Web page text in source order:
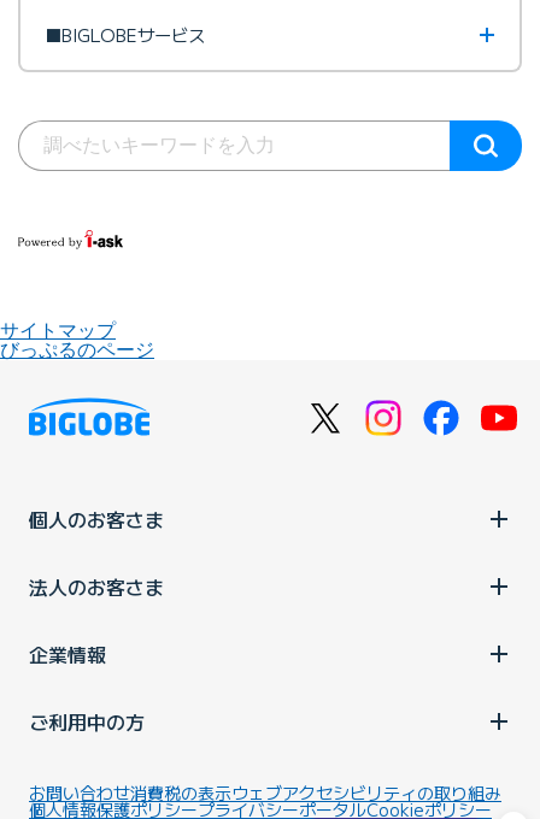
■BIGLOBEサービス
サイトマップ
びっぷるのページ
個人のお客さま
法人のお客さま
企業情報
ご利用中の方
お問い合わせ消費税の表示ウェブアクセシビリティの取り組み
個人情報保護ポリシープライバシーポータルCookieポリシー